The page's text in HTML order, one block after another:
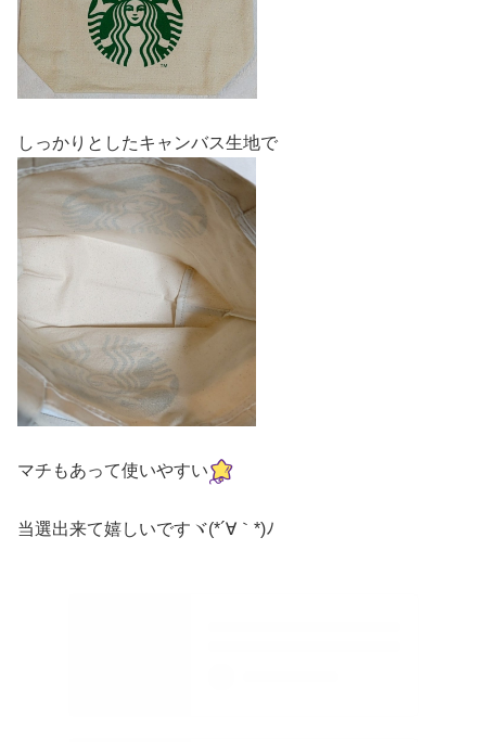
しっかりとしたキャンバス生地で
マチもあって使いやすい
当選出来て嬉しいですヾ(*´∀｀*)ﾉ